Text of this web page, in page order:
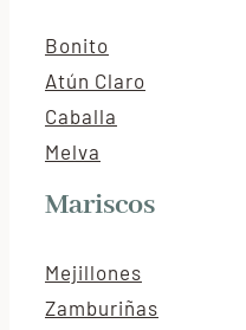
Bonito
Atún Claro
Caballa
Melva
Mariscos
Mejillones
Zamburiñas